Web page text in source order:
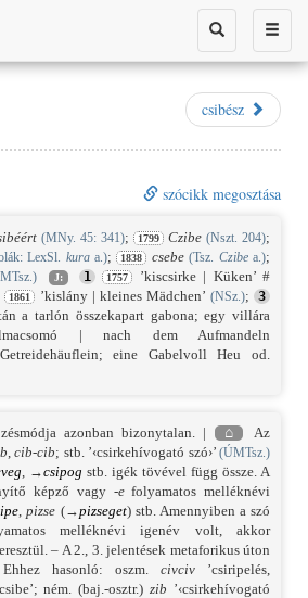
Toggle
Toggle
search
csibész
szócikk megosztása
(MNy. 45: 341); 1799 Czibe (Nszt. 204);
LexSl. kuraa.); 1838 csebe (Tsz. Czibea.);
J: 1 1757 ’kiscsirke | Küken’ #
1861 ’kislány | kleines Mädchen’ (NSz.); 3
a tarlón összekapart gabona; egy villára
| nach dem Aufmandeln
Getreidehäuflein; eine Gabelvoll Heu od.
azonban bizonytalan. | ⌂
Az
, cib-cib; stb. ’‹csirkehívogató szó›’ (ÚMTsz.)
, →csipog stb. igék tövével függ össze. A
képző vagy -efolyamatos melléknévi
,pizse (→pizseget) stb. Amennyiben a szó
melléknévi igenév volt, akkor
– A 2., 3. jelentések metaforikus úton
Ehhez hasonló: oszm. civciv ’csiripelés,
ném. (baj.-osztr.)zib ’‹csirkehívogató